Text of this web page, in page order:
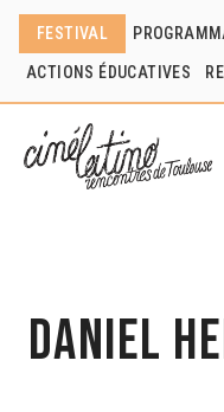
FESTIVAL
ACTIONS ÉDUCATIVES
Daniel